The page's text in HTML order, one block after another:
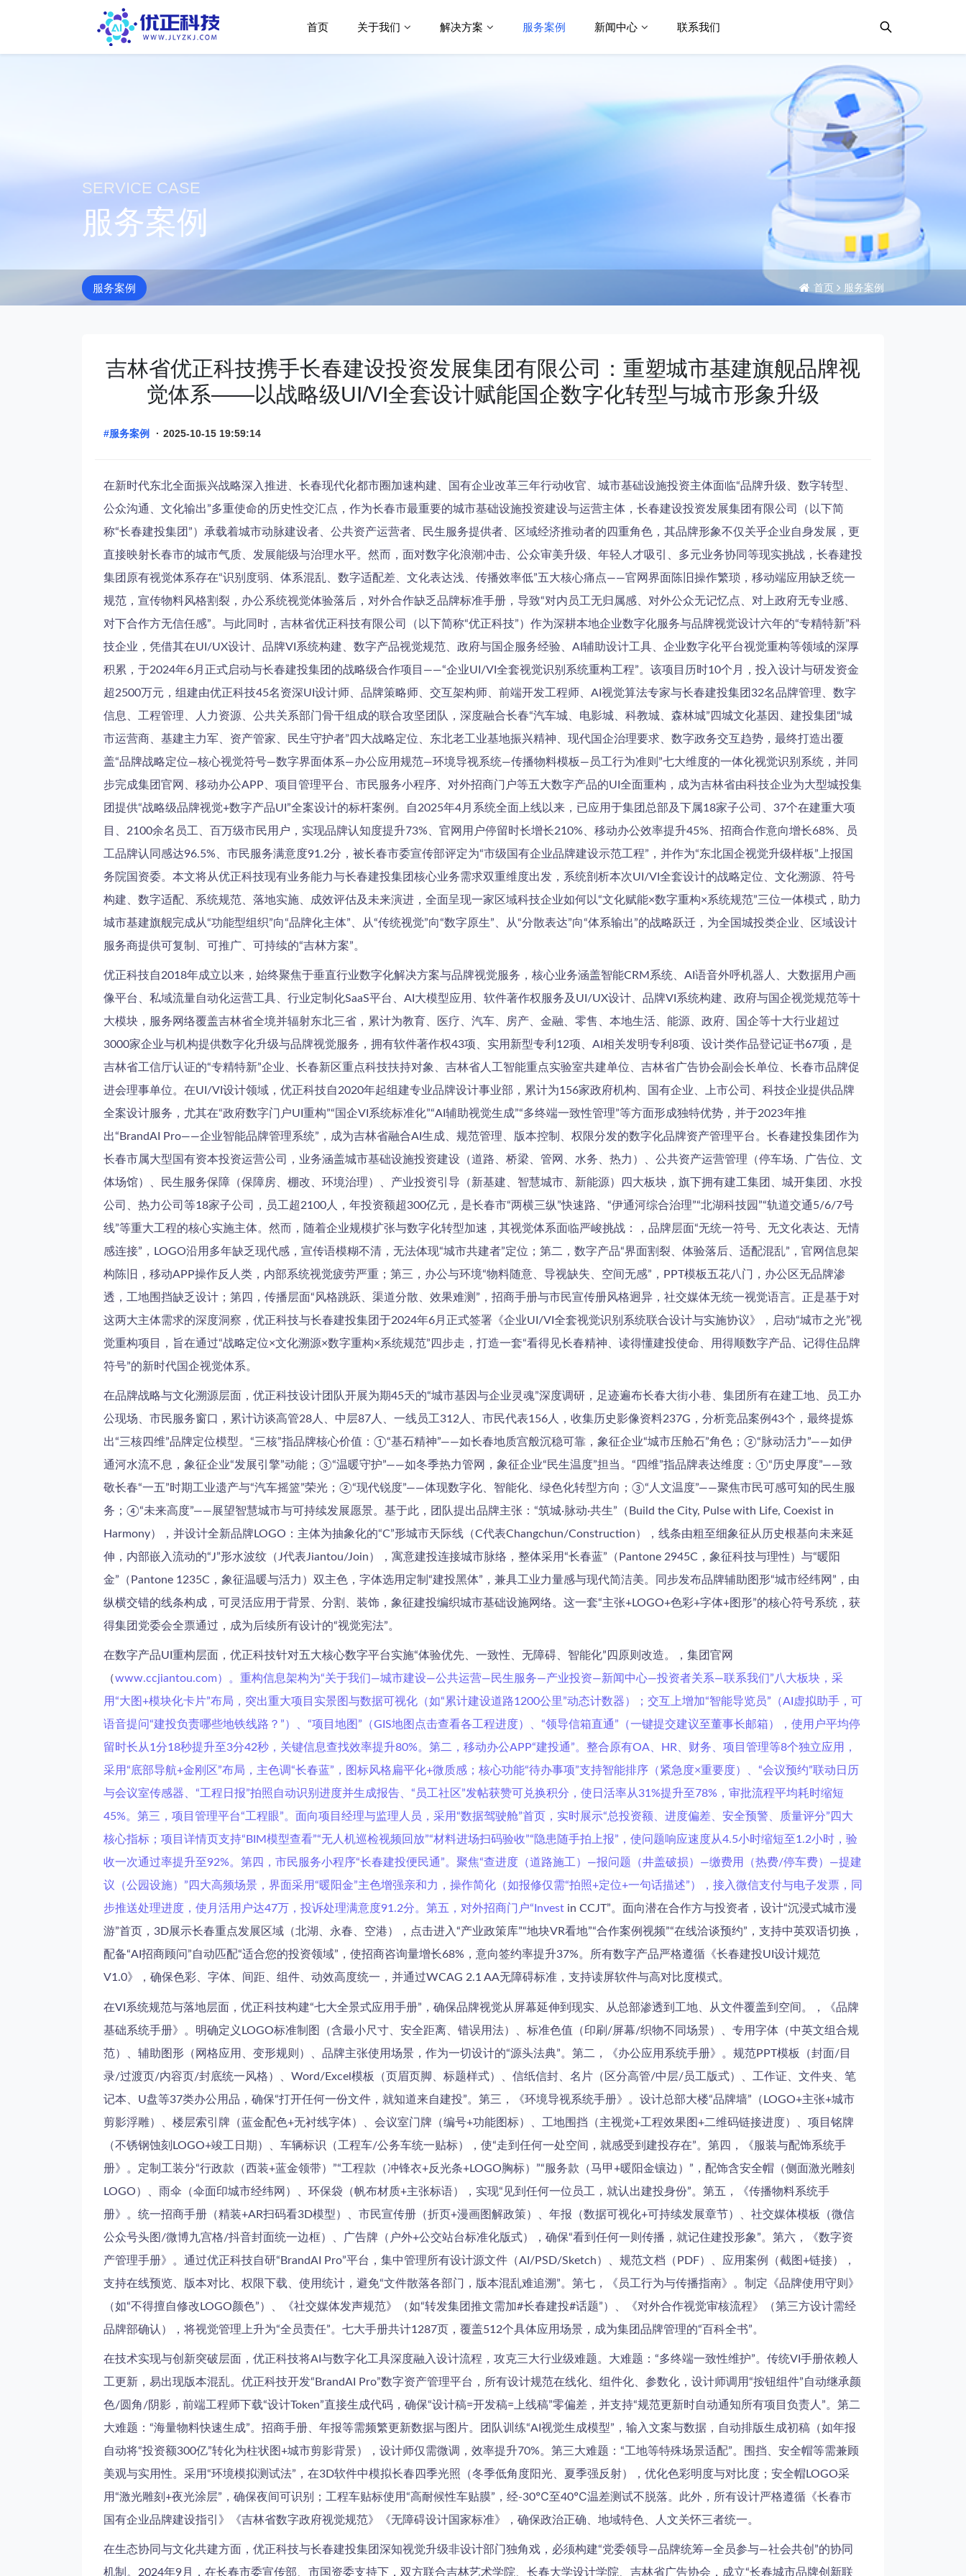
首页 关于我们 解决方案 服务案例 新闻中心 联系我们
SERVICE CASE
服务案例
服务案例 首页 服务案例
吉林省优正科技携手长春建设投资发展集团有限公司：重塑城市基建旗舰品牌视
觉体系——以战略级UI/VI全套设计赋能国企数字化转型与城市形象升级
#服务案例 · 2025-10-15 19:59:14
在新时代东北全面振兴战略深入推进、长春现代化都市圈加速构建、国有企业改革三年行动收官、城市基础设施投资主体面临“品牌升级、数字转型、
公众沟通、文化输出”多重使命的历史性交汇点，作为长春市最重要的城市基础设施投资建设与运营主体，长春建设投资发展集团有限公司（以下简
称“长春建投集团”）承载着城市动脉建设者、公共资产运营者、民生服务提供者、区域经济推动者的四重角色，其品牌形象不仅关乎企业自身发展，更
直接映射长春市的城市气质、发展能级与治理水平。然而，面对数字化浪潮冲击、公众审美升级、年轻人才吸引、多元业务协同等现实挑战，长春建投
集团原有视觉体系存在“识别度弱、体系混乱、数字适配差、文化表达浅、传播效率低”五大核心痛点——官网界面陈旧操作繁琐，移动端应用缺乏统一
规范，宣传物料风格割裂，办公系统视觉体验落后，对外合作缺乏品牌标准手册，导致“对内员工无归属感、对外公众无记忆点、对上政府无专业感、
对下合作方无信任感”。与此同时，吉林省优正科技有限公司（以下简称“优正科技”）作为深耕本地企业数字化服务与品牌视觉设计六年的“专精特新”科
技企业，凭借其在UI/UX设计、品牌VI系统构建、数字产品视觉规范、政府与国企服务经验、AI辅助设计工具、企业数字化平台视觉重构等领域的深厚
积累，于2024年6月正式启动与长春建投集团的战略级合作项目——“企业UI/VI全套视觉识别系统重构工程”。该项目历时10个月，投入设计与研发资金
超2500万元，组建由优正科技45名资深UI设计师、品牌策略师、交互架构师、前端开发工程师、AI视觉算法专家与长春建投集团32名品牌管理、数字
信息、工程管理、人力资源、公共关系部门骨干组成的联合攻坚团队，深度融合长春“汽车城、电影城、科教城、森林城”四城文化基因、建投集团“城
市运营商、基建主力军、资产管家、民生守护者”四大战略定位、东北老工业基地振兴精神、现代国企治理要求、数字政务交互趋势，最终打造出覆
盖“品牌战略定位—核心视觉符号—数字界面体系—办公应用规范—环境导视系统—传播物料模板—员工行为准则”七大维度的一体化视觉识别系统，并同
步完成集团官网、移动办公APP、项目管理平台、市民服务小程序、对外招商门户等五大数字产品的UI全面重构，成为吉林省由科技企业为大型城投集
团提供“战略级品牌视觉+数字产品UI”全案设计的标杆案例。自2025年4月系统全面上线以来，已应用于集团总部及下属18家子公司、37个在建重大项
目、2100余名员工、百万级市民用户，实现品牌认知度提升73%、官网用户停留时长增长210%、移动办公效率提升45%、招商合作意向增长68%、员
工品牌认同感达96.5%、市民服务满意度91.2分，被长春市委宣传部评定为“市级国有企业品牌建设示范工程”，并作为“东北国企视觉升级样板”上报国
务院国资委。本文将从优正科技现有业务能力与长春建投集团核心业务需求双重维度出发，系统剖析本次UI/VI全套设计的战略定位、文化溯源、符号
构建、数字适配、系统规范、落地实施、成效评估及未来演进，全面呈现一家区域科技企业如何以“文化赋能×数字重构×系统规范”三位一体模式，助力
城市基建旗舰完成从“功能型组织”向“品牌化主体”、从“传统视觉”向“数字原生”、从“分散表达”向“体系输出”的战略跃迁，为全国城投类企业、区域设计
服务商提供可复制、可推广、可持续的“吉林方案”。
优正科技自2018年成立以来，始终聚焦于垂直行业数字化解决方案与品牌视觉服务，核心业务涵盖智能CRM系统、AI语音外呼机器人、大数据用户画
像平台、私域流量自动化运营工具、行业定制化SaaS平台、AI大模型应用、软件著作权服务及UI/UX设计、品牌VI系统构建、政府与国企视觉规范等十
大模块，服务网络覆盖吉林省全境并辐射东北三省，累计为教育、医疗、汽车、房产、金融、零售、本地生活、能源、政府、国企等十大行业超过
3000家企业与机构提供数字化升级与品牌视觉服务，拥有软件著作权43项、实用新型专利12项、AI相关发明专利8项、设计类作品登记证书67项，是
吉林省工信厅认证的“专精特新”企业、长春新区重点科技扶持对象、吉林省人工智能重点实验室共建单位、吉林省广告协会副会长单位、长春市品牌促
进会理事单位。在UI/VI设计领域，优正科技自2020年起组建专业品牌设计事业部，累计为156家政府机构、国有企业、上市公司、科技企业提供品牌
全案设计服务，尤其在“政府数字门户UI重构”“国企VI系统标准化”“AI辅助视觉生成”“多终端一致性管理”等方面形成独特优势，并于2023年推
出“BrandAI Pro——企业智能品牌管理系统”，成为吉林省融合AI生成、规范管理、版本控制、权限分发的数字化品牌资产管理平台。长春建投集团作为
长春市属大型国有资本投资运营公司，业务涵盖城市基础设施投资建设（道路、桥梁、管网、水务、热力）、公共资产运营管理（停车场、广告位、文
体场馆）、民生服务保障（保障房、棚改、环境治理）、产业投资引导（新基建、智慧城市、新能源）四大板块，旗下拥有建工集团、城开集团、水投
公司、热力公司等18家子公司，员工超2100人，年投资额超300亿元，是长春市“两横三纵”快速路、“伊通河综合治理”“北湖科技园”“轨道交通5/6/7号
线”等重大工程的核心实施主体。然而，随着企业规模扩张与数字化转型加速，其视觉体系面临严峻挑战：，品牌层面“无统一符号、无文化表达、无情
感连接”，LOGO沿用多年缺乏现代感，宣传语模糊不清，无法体现“城市共建者”定位；第二，数字产品“界面割裂、体验落后、适配混乱”，官网信息架
构陈旧，移动APP操作反人类，内部系统视觉疲劳严重；第三，办公与环境“物料随意、导视缺失、空间无感”，PPT模板五花八门，办公区无品牌渗
透，工地围挡缺乏设计；第四，传播层面“风格跳跃、渠道分散、效果难测”，招商手册与市民宣传册风格迥异，社交媒体无统一视觉语言。正是基于对
这两大主体需求的深度洞察，优正科技与长春建投集团于2024年6月正式签署《企业UI/VI全套视觉识别系统联合设计与实施协议》，启动“城市之光”视
觉重构项目，旨在通过“战略定位×文化溯源×数字重构×系统规范”四步走，打造一套“看得见长春精神、读得懂建投使命、用得顺数字产品、记得住品牌
符号”的新时代国企视觉体系。
在品牌战略与文化溯源层面，优正科技设计团队开展为期45天的“城市基因与企业灵魂”深度调研，足迹遍布长春大街小巷、集团所有在建工地、员工办
公现场、市民服务窗口，累计访谈高管28人、中层87人、一线员工312人、市民代表156人，收集历史影像资料237G，分析竞品案例43个，最终提炼
出“三核四维”品牌定位模型。“三核”指品牌核心价值：①“基石精神”——如长春地质宫般沉稳可靠，象征企业“城市压舱石”角色；②“脉动活力”——如伊
通河水流不息，象征企业“发展引擎”动能；③“温暖守护”——如冬季热力管网，象征企业“民生温度”担当。“四维”指品牌表达维度：①“历史厚度”——致
敬长春“一五”时期工业遗产与“汽车摇篮”荣光；②“现代锐度”——体现数字化、智能化、绿色化转型方向；③“人文温度”——聚焦市民可感可知的民生服
务；④“未来高度”——展望智慧城市与可持续发展愿景。基于此，团队提出品牌主张：“筑城·脉动·共生”（Build the City, Pulse with Life, Coexist in
Harmony），并设计全新品牌LOGO：主体为抽象化的“C”形城市天际线（C代表Changchun/Construction），线条由粗至细象征从历史根基向未来延
伸，内部嵌入流动的“J”形水波纹（J代表Jiantou/Join），寓意建投连接城市脉络，整体采用“长春蓝”（Pantone 2945C，象征科技与理性）与“暖阳
金”（Pantone 1235C，象征温暖与活力）双主色，字体选用定制“建投黑体”，兼具工业力量感与现代简洁美。同步发布品牌辅助图形“城市经纬网”，由
纵横交错的线条构成，可灵活应用于背景、分割、装饰，象征建投编织城市基础设施网络。这一套“主张+LOGO+色彩+字体+图形”的核心符号系统，获
得集团党委会全票通过，成为后续所有设计的“视觉宪法”。
在数字产品UI重构层面，优正科技针对五大核心数字平台实施“体验优先、一致性、无障碍、智能化”四原则改造。，集团官网
（www.ccjiantou.com）。重构信息架构为“关于我们—城市建设—公共运营—民生服务—产业投资—新闻中心—投资者关系—联系我们”八大板块，采
用“大图+模块化卡片”布局，突出重大项目实景图与数据可视化（如“累计建设道路1200公里”动态计数器）；交互上增加“智能导览员”（AI虚拟助手，可
语音提问“建投负责哪些地铁线路？”）、“项目地图”（GIS地图点击查看各工程进度）、“领导信箱直通”（一键提交建议至董事长邮箱），使用户平均停
留时长从1分18秒提升至3分42秒，关键信息查找效率提升80%。第二，移动办公APP“建投通”。整合原有OA、HR、财务、项目管理等8个独立应用，
采用“底部导航+金刚区”布局，主色调“长春蓝”，图标风格扁平化+微质感；核心功能“待办事项”支持智能排序（紧急度×重要度）、“会议预约”联动日历
与会议室传感器、“工程日报”拍照自动识别进度并生成报告、“员工社区”发帖获赞可兑换积分，使日活率从31%提升至78%，审批流程平均耗时缩短
45%。第三，项目管理平台“工程眼”。面向项目经理与监理人员，采用“数据驾驶舱”首页，实时展示“总投资额、进度偏差、安全预警、质量评分”四大
核心指标；项目详情页支持“BIM模型查看”“无人机巡检视频回放”“材料进场扫码验收”“隐患随手拍上报”，使问题响应速度从4.5小时缩短至1.2小时，验
收一次通过率提升至92%。第四，市民服务小程序“长春建投便民通”。聚焦“查进度（道路施工）—报问题（井盖破损）—缴费用（热费/停车费）—提建
议（公园设施）”四大高频场景，界面采用“暖阳金”主色增强亲和力，操作简化（如报修仅需“拍照+定位+一句话描述”），接入微信支付与电子发票，同
步推送处理进度，使月活用户达47万，投诉处理满意度91.2分。第五，对外招商门户“Invest in CCJT”。面向潜在合作方与投资者，设计“沉浸式城市漫
游”首页，3D展示长春重点发展区域（北湖、永春、空港），点击进入“产业政策库”“地块VR看地”“合作案例视频”“在线洽谈预约”，支持中英双语切换，
配备“AI招商顾问”自动匹配“适合您的投资领域”，使招商咨询量增长68%，意向签约率提升37%。所有数字产品严格遵循《长春建投UI设计规范
V1.0》，确保色彩、字体、间距、组件、动效高度统一，并通过WCAG 2.1 AA无障碍标准，支持读屏软件与高对比度模式。
在VI系统规范与落地层面，优正科技构建“七大全景式应用手册”，确保品牌视觉从屏幕延伸到现实、从总部渗透到工地、从文件覆盖到空间。，《品牌
基础系统手册》。明确定义LOGO标准制图（含最小尺寸、安全距离、错误用法）、标准色值（印刷/屏幕/织物不同场景）、专用字体（中英文组合规
范）、辅助图形（网格应用、变形规则）、品牌主张使用场景，作为一切设计的“源头法典”。第二，《办公应用系统手册》。规范PPT模板（封面/目
录/过渡页/内容页/封底统一风格）、Word/Excel模板（页眉页脚、标题样式）、信纸信封、名片（区分高管/中层/员工版式）、工作证、文件夹、笔
记本、U盘等37类办公用品，确保“打开任何一份文件，就知道来自建投”。第三，《环境导视系统手册》。设计总部大楼“品牌墙”（LOGO+主张+城市
剪影浮雕）、楼层索引牌（蓝金配色+无衬线字体）、会议室门牌（编号+功能图标）、工地围挡（主视觉+工程效果图+二维码链接进度）、项目铭牌
（不锈钢蚀刻LOGO+竣工日期）、车辆标识（工程车/公务车统一贴标），使“走到任何一处空间，就感受到建投存在”。第四，《服装与配饰系统手
册》。定制工装分“行政款（西装+蓝金领带）”“工程款（冲锋衣+反光条+LOGO胸标）”“服务款（马甲+暖阳金镶边）”，配饰含安全帽（侧面激光雕刻
LOGO）、雨伞（伞面印城市经纬网）、环保袋（帆布材质+主张标语），实现“见到任何一位员工，就认出建投身份”。第五，《传播物料系统手
册》。统一招商手册（精装+AR扫码看3D模型）、市民宣传册（折页+漫画图解政策）、年报（数据可视化+可持续发展章节）、社交媒体模板（微信
公众号头图/微博九宫格/抖音封面统一边框）、广告牌（户外+公交站台标准化版式），确保“看到任何一则传播，就记住建投形象”。第六，《数字资
产管理手册》。通过优正科技自研“BrandAI Pro”平台，集中管理所有设计源文件（AI/PSD/Sketch）、规范文档（PDF）、应用案例（截图+链接），
支持在线预览、版本对比、权限下载、使用统计，避免“文件散落各部门，版本混乱难追溯”。第七，《员工行为与传播指南》。制定《品牌使用守则》
（如“不得擅自修改LOGO颜色”）、《社交媒体发声规范》（如“转发集团推文需加#长春建投#话题”）、《对外合作视觉审核流程》（第三方设计需经
品牌部确认），将视觉管理上升为“全员责任”。七大手册共计1287页，覆盖512个具体应用场景，成为集团品牌管理的“百科全书”。
在技术实现与创新突破层面，优正科技将AI与数字化工具深度融入设计流程，攻克三大行业级难题。大难题：“多终端一致性维护”。传统VI手册依赖人
工更新，易出现版本混乱。优正科技开发“BrandAI Pro”数字资产管理平台，所有设计规范在线化、组件化、参数化，设计师调用“按钮组件”自动继承颜
色/圆角/阴影，前端工程师下载“设计Token”直接生成代码，确保“设计稿=开发稿=上线稿”零偏差，并支持“规范更新时自动通知所有项目负责人”。第二
大难题：“海量物料快速生成”。招商手册、年报等需频繁更新数据与图片。团队训练“AI视觉生成模型”，输入文案与数据，自动排版生成初稿（如年报
自动将“投资额300亿”转化为柱状图+城市剪影背景），设计师仅需微调，效率提升70%。第三大难题：“工地等特殊场景适配”。围挡、安全帽等需兼顾
美观与实用性。采用“环境模拟测试法”，在3D软件中模拟长春四季光照（冬季低角度阳光、夏季强反射），优化色彩明度与对比度；安全帽LOGO采
用“激光雕刻+夜光涂层”，确保夜间可识别；工程车贴标使用“高耐候性车贴膜”，经-30℃至40℃温差测试不脱落。此外，所有设计严格遵循《长春市
国有企业品牌建设指引》《吉林省数字政府视觉规范》《无障碍设计国家标准》，确保政治正确、地域特色、人文关怀三者统一。
在生态协同与文化共建方面，优正科技与长春建投集团深知视觉升级非设计部门独角戏，必须构建“党委领导—品牌统筹—全员参与—社会共创”的协同
机制。2024年9月，在长春市委宣传部、市国资委支持下，双方联合吉林艺术学院、长春大学设计学院、吉林省广告协会，成立“长春城市品牌创新联